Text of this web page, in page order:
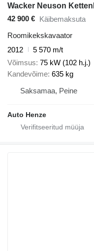
42 900 € Käibemaksuta
Roomikekskavaator
2012
5 570 m/t
Võimsus 75 kW (102 h.j.)
Kandevõime 635 kg
Saksamaa, Peine
Auto Henze